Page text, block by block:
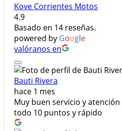
Kove Corrientes Motos
4.9
Basado en 14 reseñas.
powered by Google
valóranos en
Bauti Rivera
hace 1 mes
Muy buen servicio y atención
todo 10 puntos y rápido